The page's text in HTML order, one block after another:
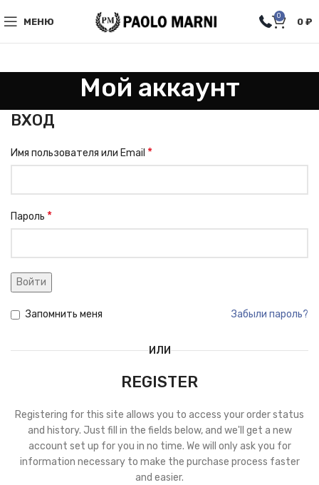
МЕНЮ
0
0 ₽
Мой аккаунт
ВХОД
Имя пользователя или Email *
Пароль *
Войти
Забыли пароль?
Запомнить меня
ИЛИ
REGISTER
Registering for this site allows you to access your order status
and history. Just fill in the fields below, and we'll get a new
account set up for you in no time. We will only ask you for
information necessary to make the purchase process faster
and easier.